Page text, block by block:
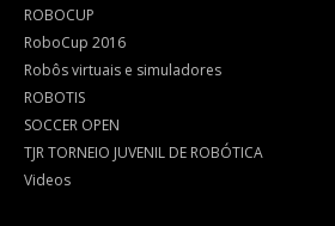
ROBOCUP
RoboCup 2016
Robôs virtuais e simuladores
ROBOTIS
SOCCER OPEN
TJR TORNEIO JUVENIL DE ROBÓTICA
Videos